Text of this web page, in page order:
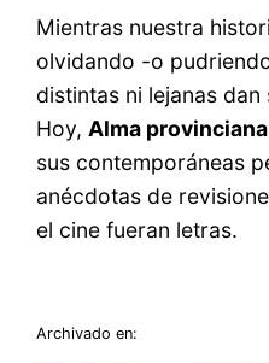
Mientras nuestra
olvidando -o
distintas ni lejanas
Hoy, Alma provinciana
sus contemporáneas
anécdotas de
el cine fueran letras.
Archivado en: